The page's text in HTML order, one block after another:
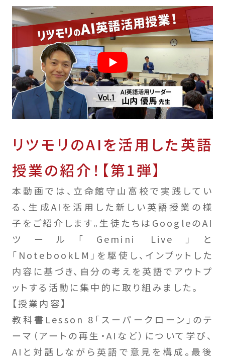
リツモリのAIを活用した英語
授業の紹介！【第1弾】
本動画では、立命館守山高校で実践してい
る、生成AIを活用した新しい英語授業の様
子をご紹介します。生徒たちはGoogleのAI
ツール「Gemini Live」と
「NotebookLM」を駆使し、インプットした
内容に基づき、自分の考えを英語でアウトプ
ットする活動に集中的に取り組みました。
【授業内容】
教科書Lesson 8「スーパークローン」のテ
ーマ（アートの再生・AIなど）について学び、
AIと対話しながら英語で意見を構成。最後